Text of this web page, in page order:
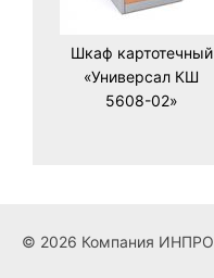
Шкаф картотечный
«Универсал КШ
5608-02»
© 2026 Компания ИНПРО